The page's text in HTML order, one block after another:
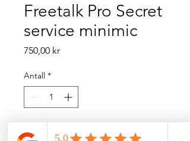
Freetalk Pro Secret
service minimic
750,00 krPris
Antall *
Legg til i handlekurv